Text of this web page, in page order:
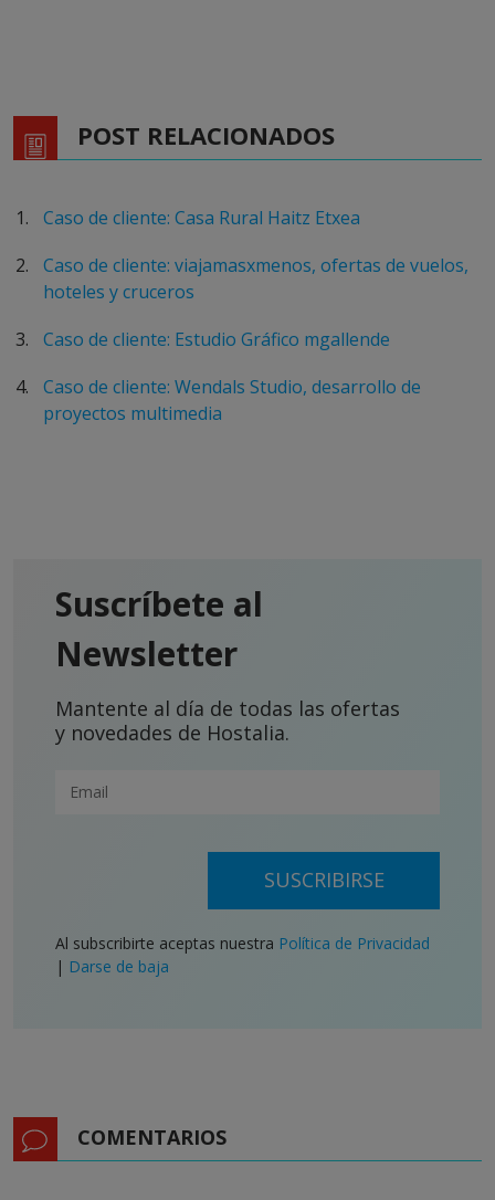
POST RELACIONADOS
Caso de cliente: Casa Rural Haitz Etxea
Caso de cliente: viajamasxmenos, ofertas de vuelos,
hoteles y cruceros
Caso de cliente: Estudio Gráfico mgallende
Caso de cliente: Wendals Studio, desarrollo de
proyectos multimedia
Suscríbete al
Newsletter
Mantente al día de todas las ofertas
y novedades de Hostalia.
SUSCRIBIRSE
Al subscribirte aceptas nuestra Política de Privacidad
| Darse de baja
COMENTARIOS